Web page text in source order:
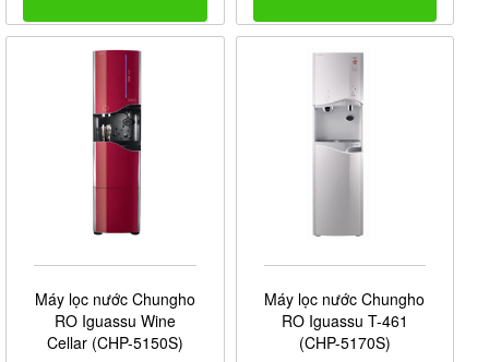
Máy lọc nước Chungho
RO Iguassu Wine
Cellar (CHP-5150S)
Máy lọc nước Chungho
RO Iguassu T-461
(CHP-5170S)